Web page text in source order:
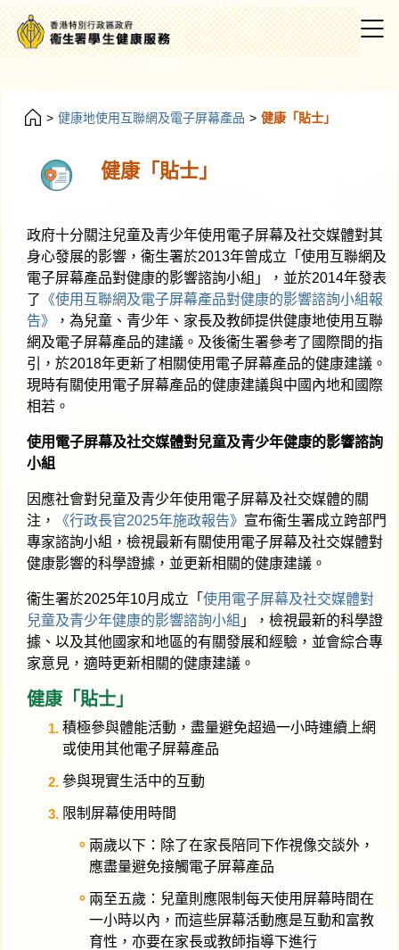
> 健康地使用互聯網及電子屏幕產品 > 健康「貼士」
健康「貼士」
政府十分關注兒童及青少年使用電子屏幕及社交媒體對其
身心發展的影響，衞生署於2013年曾成立「使用互聯網及
電子屏幕產品對健康的影響諮詢小組」，並於2014年發表
了 《使用互聯網及電子屏幕產品對健康的影響諮詢小組報
告》
，為兒童、青少年、家長及教師提供健康地使用互聯
網及電子屏幕產品的建議。及後衞生署參考了國際間的指
引，於2018年更新了相關使用電子屏幕產品的健康建議。
現時有關使用電子屏幕產品的健康建議與中國內地和國際
相若。
使用電子屏幕及社交媒體對兒童及青少年健康的影響諮詢
小組
因應社會對兒童及青少年使用電子屏幕及社交媒體的關
注，
《行政長官2025年施政報告》 宣布衞生署成立跨部門
專家諮詢小組，檢視最新有關使用電子屏幕及社交媒體對
健康影響的科學證據，並更新相關的健康建議。
衞生署於2025年10月成立「 使用電子屏幕及社交媒體對
兒童及青少年健康的影響諮詢小組 」，檢視最新的科學證
據、以及其他國家和地區的有關發展和經驗，並會綜合專
家意見，適時更新相關的健康建議。
健康「貼士」
積極參與體能活動，盡量避免超過一小時連續上網
或使用其他電子屏幕產品
參與現實生活中的互動
限制屏幕使用時間
兩歲以下：除了在家長陪同下作視像交談外，
應盡量避免接觸電子屏幕產品
兩至五歲：兒童則應限制每天使用屏幕時間在
一小時以內，而這些屏幕活動應是互動和富教
育性，亦要在家長或教師指導下進行